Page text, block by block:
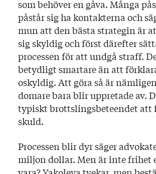
som behöver en gåva. Många
påstår sig ha kontakterna och
mun att den bästa strategin är
sig skyldig och först därefter
processen för att undgå straff.
betydligt smartare än att
oskyldig. Att göra så är
domare bara blir uppretade av.
typiskt brottslingsbeteendet att
skuld.
Processen blir dyr säger
miljon dollar. Men är inte frihet